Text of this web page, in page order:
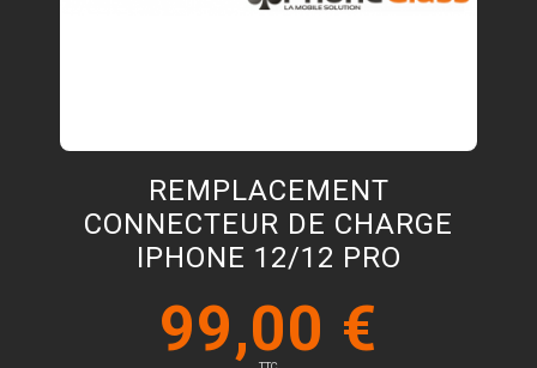
REMPLACEMENT
CONNECTEUR DE CHARGE
IPHONE 12/12 PRO
99,00 €